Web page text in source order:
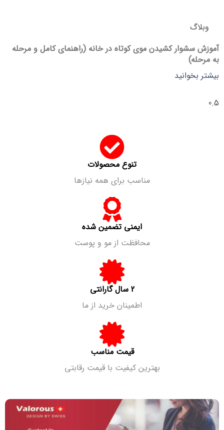
وبلاگ
آموزش سشوار کشیدن موی کوتاه در خانه (راهنمای کامل و مرحله
به مرحله)
بیشتر بخوانید
تنوع محصولات
مناسب برای همه نیازها
ایمنی تضمین شده
محافظت از مو و پوست
2 سال گارانتی
اطمینان خرید از ما
قیمت مناسب
بهترین کیفیت با قیمت رقابتی